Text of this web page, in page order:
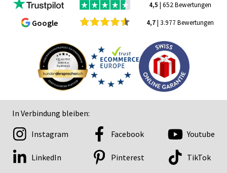
4,5 | 652 Bewertungen
Google 4,7| 3.977 Bewertungen
In Verbindung bleiben:
Instagram Facebook Youtube
LinkedIn Pinterest TikTok